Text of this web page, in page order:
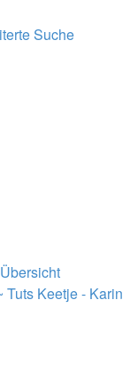
Suche
Tuts Keetje - Karin